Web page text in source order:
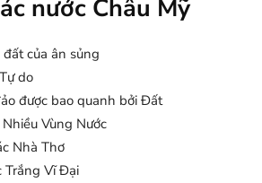
nước Châu Mỹ
của ân sủng
do
được bao quanh bởi Đất
Vùng Nước
Nhà Thơ
Trắng Vĩ Đại